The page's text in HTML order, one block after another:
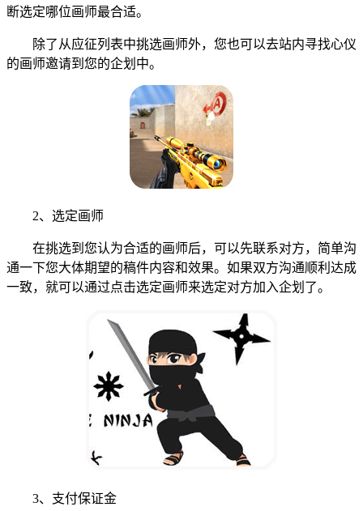
断选定哪位画师最合适。
除了从应征列表中挑选画师外，您也可以去站内寻找心仪
的画师邀请到您的企划中。
2、选定画师
在挑选到您认为合适的画师后，可以先联系对方，简单沟
通一下您大体期望的稿件内容和效果。如果双方沟通顺利达成
一致，就可以通过点击选定画师来选定对方加入企划了。
3、支付保证金